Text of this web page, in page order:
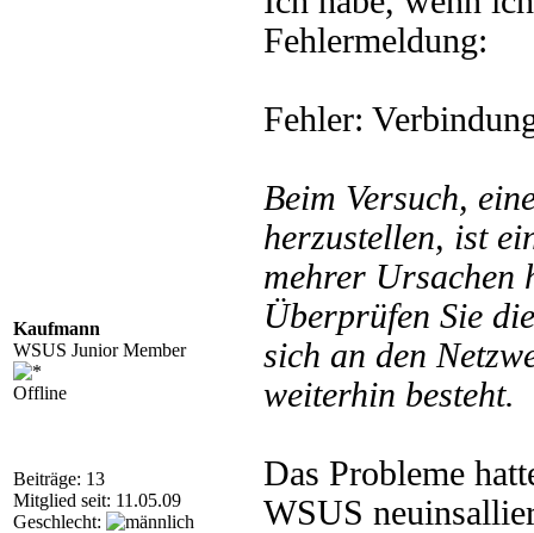
Kaufmann
WSUS Junior Member
Offline
Beiträge: 13
Mitglied seit: 11.05.09
Geschlecht:
Fehlermeldung:
Fehler:
Beim Versuch,
herzustellen, ist
mehrer Ursachen
Überprüfen Sie
sich an den
weiterhin besteht.
Das Probleme
WSUS